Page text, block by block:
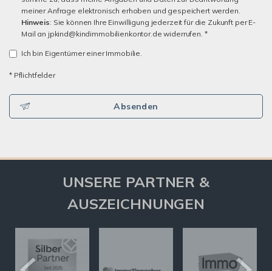
meiner Anfrage elektronisch erhoben und gespeichert werden.
Hinweis: Sie können Ihre Einwilligung jederzeit für die Zukunft per E-
Mail an jpkind@kindimmobilienkontor.de widerrufen. *
Ich bin Eigentümer einer Immobilie.
* Pflichtfelder
Absenden
UNSERE PARTNER &
AUSZEICHNUNGEN